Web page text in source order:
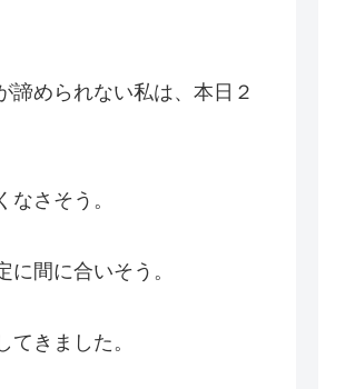
諦められない私は、本日２
さそう。
間に合いそう。
きました。